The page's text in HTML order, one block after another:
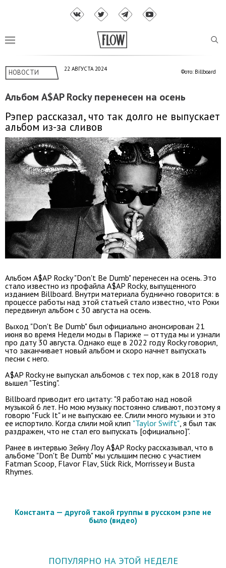
НОВОСТИ 22 АВГУСТА 2024 Фото: Billboard
Альбом A$AP Rocky перенесен на осень
Рэпер рассказал, что так долго не выпускает
альбом из-за сливов
Альбом A$AP Rocky "Don't Be Dumb" перенесен на осень. Это
стало известно из профайла A$AP Rocky, выпущенного
изданием Billboard. Внутри материала буднично говорится: в
процессе работы над этой статьей стало известно, что Роки
передвинул альбом с 30 августа на осень.
Выход "Don't Be Dumb" был официально анонсирован 21
июня во время Недели моды в Париже — оттуда мы и узнали
про дату 30 августа. Однако еще в 2022 году Rocky говорил,
что заканчивает новый альбом и скоро начнет выпускать
песни с него.
A$AP Rocky не выпускал альбомов с тех пор, как в 2018 году
вышел "Testing".
Billboard приводит его цитату: "Я работаю над новой
музыкой 6 лет. Но мою музыку постоянно сливают, поэтому я
говорю "Fuck It" и не выпускаю ее. Слили много музыки и это
ее испортило. Когда слили мой клип "Taylor Swift", я был так
раздражен, что не стал его выпускать [официально]".
Ранее в интервью Зейну Лоу A$AP Rockyрассказывал, что в
альбоме "Don't Be Dumb" мы услышим песню с участием
Fatman Scoop, Flavor Flav, Slick Rick, Morrissey и Busta
Rhymes.
Константа — другой такой группы в русском рэпе не
было (видео)
ПОПУЛЯРНО НА ЭТОЙ НЕДЕЛЕ